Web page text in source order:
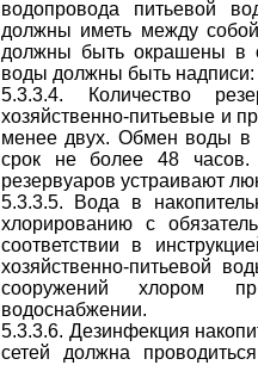
водопровода питьевой
должны иметь между
должны быть окрашены в
воды должны быть надписи:
5.3.3.4. Количество
хозяйственно-питьевые и
менее двух. Обмен воды в
срок не более 48 часов.
резервуаров устраивают
5.3.3.5. Вода в
хлорированию с
соответствии в
хозяйственно-питьевой
сооружений хлором
водоснабжении.
5.3.3.6. Дезинфекция
сетей должна